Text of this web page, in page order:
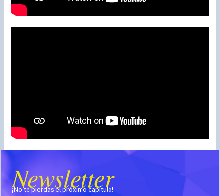
Newsletter
¡No te pierdas el próximo capítulo!